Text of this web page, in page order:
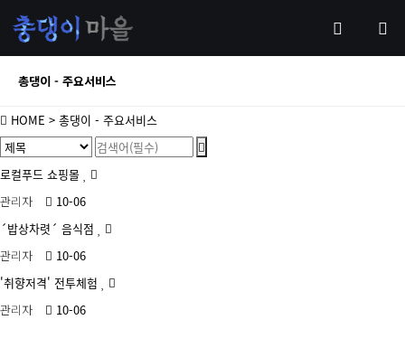
총댕이 - 주요서비스
HOME > 총댕이 - 주요서비스
로컬푸드 쇼핑몰
관리자
10-06
´밥상차렷´ 음식점
관리자
10-06
'취향저격' 전투체험
관리자
10-06